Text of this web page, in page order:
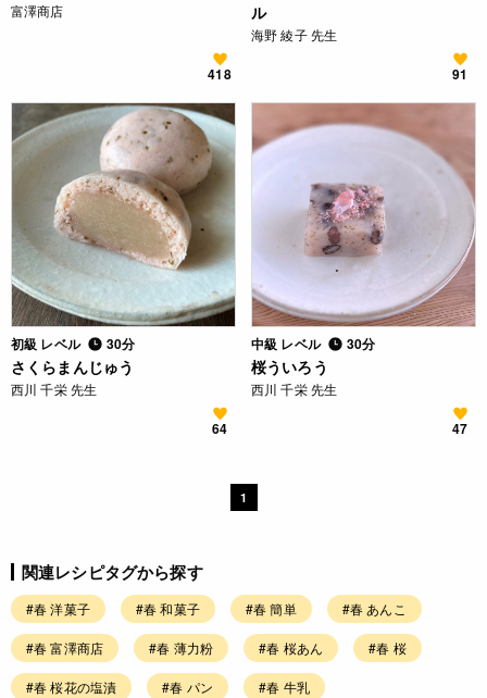
富澤商店
418
ル
海野 綾子 先生
91
初級 レベル 30分
さくらまんじゅう
西川 千栄 先生
64
中級 レベル 30分
桜ういろう
西川 千栄 先生
47
1
関連レシピタグから探す
#春 洋菓子 #春 和菓子 #春 簡単 #春 あんこ
#春 富澤商店 #春 薄力粉 #春 桜あん #春 桜
#春 桜花の塩漬 #春 パン #春 牛乳